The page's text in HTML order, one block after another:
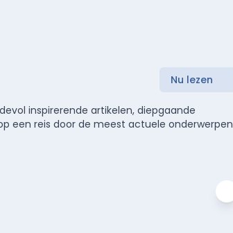
Nu lezen
inspirerende artikelen, diepgaande
een reis door de meest actuele onderwerpen